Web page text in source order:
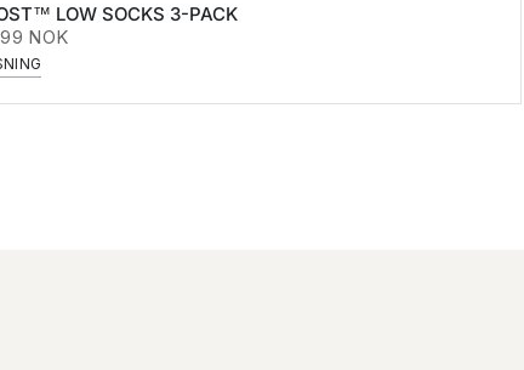
LOW SOCKS 3-PACK
99 NOK